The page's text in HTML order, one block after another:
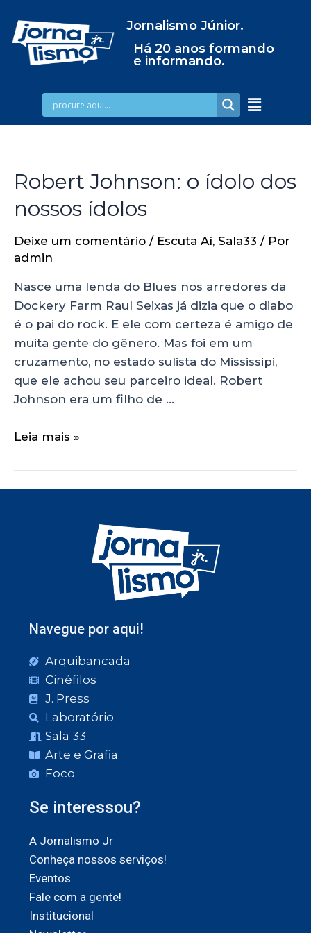
Jornalismo Júnior.
Há 20 anos formando
e informando.
Robert Johnson: o ídolo dos
nossos ídolos
Deixe um comentário / Escuta Aí, Sala33 / Por
admin
Nasce uma lenda do Blues nos arredores da
Dockery Farm Raul Seixas já dizia que o diabo
é o pai do rock. E ele com certeza é amigo de
muita gente do gênero. Mas foi em um
cruzamento, no estado sulista do Mississipi,
que ele achou seu parceiro ideal. Robert
Johnson era um filho de …
Leia mais »
Navegue por aqui!
Arquibancada
Cinéfilos
J. Press
Laboratório
Sala 33
Arte e Grafia
Foco
Se interessou?
A Jornalismo Jr
Conheça nossos serviços!
Eventos
Fale com a gente!
Institucional